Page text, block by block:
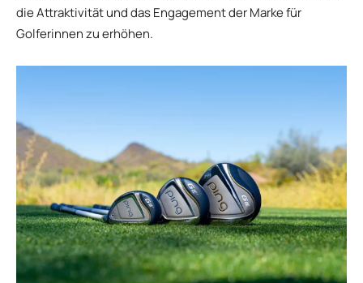
die Attraktivität und das Engagement der Marke für
Golferinnen zu erhöhen.